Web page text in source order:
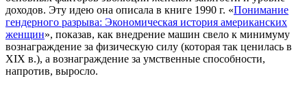
доходов. Эту идею она описала в книге 1990 г. «Понимание
гендерного разрыва: Экономическая история американских
женщин», показав, как внедрение машин свело к минимуму
вознаграждение за физическую силу (которая так ценилась в
XIX в.), а вознаграждение за умственные способности,
напротив, выросло.